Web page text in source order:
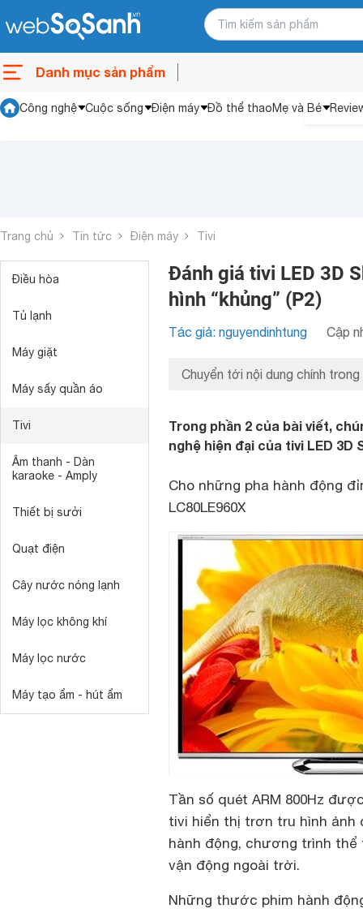
Danh mục sản phẩm
Công nghệ Cuộc sống Điện máy Đồ thể thaoMẹ và Bé
Trang chủ Tin tức Điện máy Tivi
Điều hòa
Tủ lạnh
Máy giặt
Máy sấy quần áo
Tivi
Âm thanh - Dàn
karaoke - Amply
Thiết bị sưởi
Quạt điện
Cây nước nóng lạnh
Máy lọc không khí
Máy lọc nước
Máy tạo ẩm - hút ẩm
Đánh giá tivi LED 3D
hình “khủng” (P2)
Tác giả: nguyendinhtung Cập
Chuyển tới nội dung chính trong
Trong phần 2 của bài viết,
nghệ hiện đại của tivi LED 3D
Cho những pha hành động
LC80LE960X
Tần số quét ARM 800Hz
tivi hiển thị trơn tru hình ảnh
hành động, chương trình
vận động ngoài trời.
Những thước phim hành